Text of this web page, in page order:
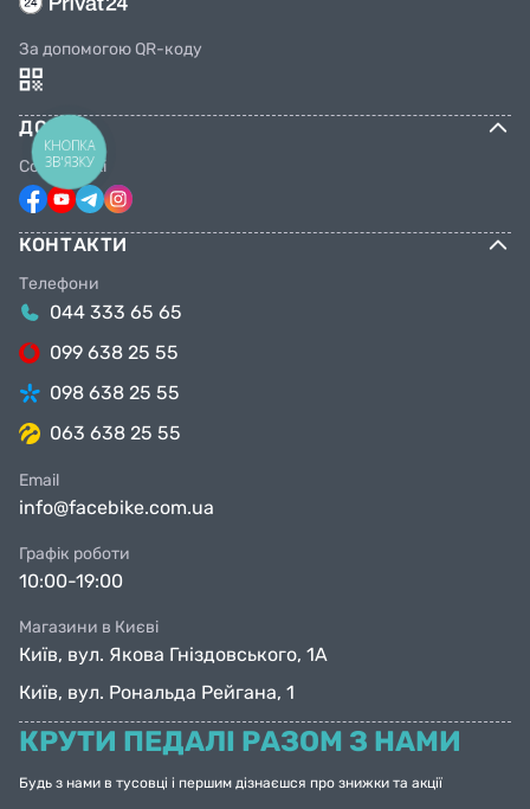
За допомогою QR-коду
ДОВІРА
Соцмережі
КОНТАКТИ
Телефони
044 333 65 65
099 638 25 55
098 638 25 55
063 638 25 55
Email
info@facebike.com.ua
Графік роботи
10:00-19:00
Магазини в Києві
Київ, вул. Якова Гніздовського, 1А
Київ, вул. Рональда Рейгана, 1
КРУТИ ПЕДАЛІ РАЗОМ З НАМИ
Будь з нами в тусовці і першим дізнаєшся про знижки та акції
КНОПКА
ЗВ'ЯЗКУ